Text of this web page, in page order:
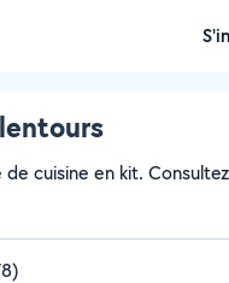
cuisine en kit.